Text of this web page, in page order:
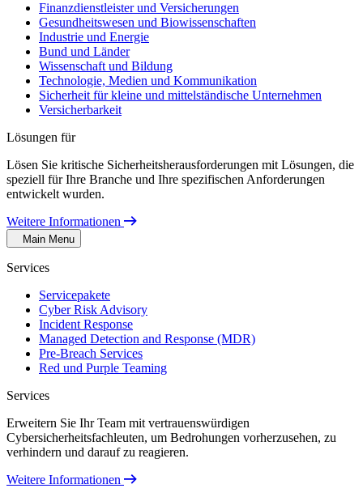
Finanzdienstleister und Versicherungen
Gesundheitswesen und Biowissenschaften
Industrie und Energie
Bund und Länder
Wissenschaft und Bildung
Technologie, Medien und Kommunikation
Sicherheit für kleine und mittelständische Unternehmen
Versicherbarkeit
Lösungen für
Lösen Sie kritische Sicherheitsherausforderungen mit Lösungen, die
speziell für Ihre Branche und Ihre spezifischen Anforderungen
entwickelt wurden.
Weitere Informationen
Main Menu
Services
Servicepakete
Cyber Risk Advisory
Incident Response
Managed Detection and Response (MDR)
Pre-Breach Services
Red und Purple Teaming
Services
Erweitern Sie Ihr Team mit vertrauenswürdigen
Cybersicherheitsfachleuten, um Bedrohungen vorherzusehen, zu
verhindern und darauf zu reagieren.
Weitere Informationen